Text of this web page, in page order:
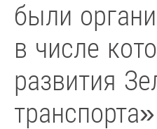
были
в числе
развития